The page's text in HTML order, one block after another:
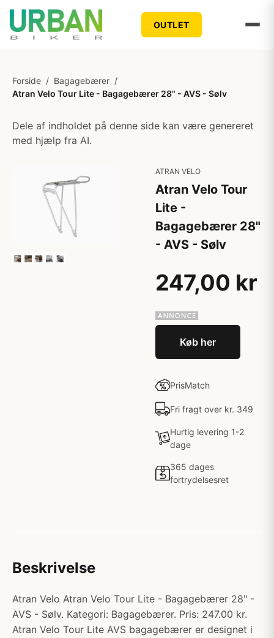
OUTLET
Forside / Bagagebærer /
Atran Velo Tour Lite - Bagagebærer 28" - AVS - Sølv
Dele af indholdet på denne side kan være genereret
med hjælp fra AI.
ATRAN VELO
Atran Velo Tour
Lite -
Bagagebærer 28"
- AVS - Sølv
247,00 kr
Køb her
PrisMatch
Fri fragt over kr. 349
Hurtig levering 1-2
dage
365 dages
fortrydelsesret
Beskrivelse
Atran Velo Atran Velo Tour Lite - Bagagebærer 28" -
AVS - Sølv. Kategori: Bagagebærer. Pris: 247.00 kr.
Atran Velo Tour Lite AVS bagagebærer er designet i